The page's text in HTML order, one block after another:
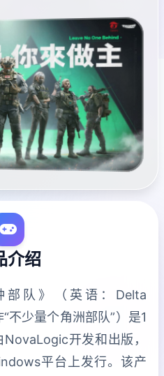
介绍
部队》（英语：Delta
不少量个角洲部队”）是1
开发和出版，
平台上发行。该产